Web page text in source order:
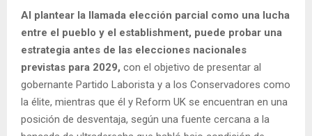
Al plantear la llamada elección parcial como una lucha
entre el pueblo y el establishment, puede probar una
estrategia antes de las elecciones nacionales
previstas para 2029, con el objetivo de presentar al
gobernante Partido Laborista y a los Conservadores como
la élite, mientras que él y Reform UK se encuentran en una
posición de desventaja, según una fuente cercana a la